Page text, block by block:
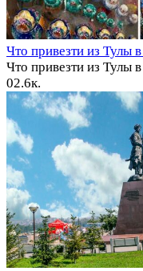
Что привезти из Тулы
Что привезти из Тулы
02.6к.